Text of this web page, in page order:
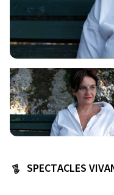
SPECTACLES